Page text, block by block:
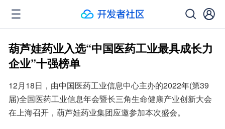
葫芦娃药业入选“中国医药工业最具成长力
企业”十强榜单
12月18日，由中国医药工业信息中心主办的2022年(第39
届)全国医药工业信息年会暨长三角生命健康产业创新大会
在上海召开，葫芦娃药业集团应邀参加本次盛会。